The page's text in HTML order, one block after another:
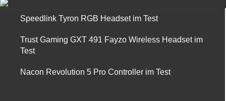
Speedlink Tyron RGB Headset im Test
Trust Gaming GXT 491 Fayzo Wireless Headset im
Test
Nacon Revolution 5 Pro Controller im Test